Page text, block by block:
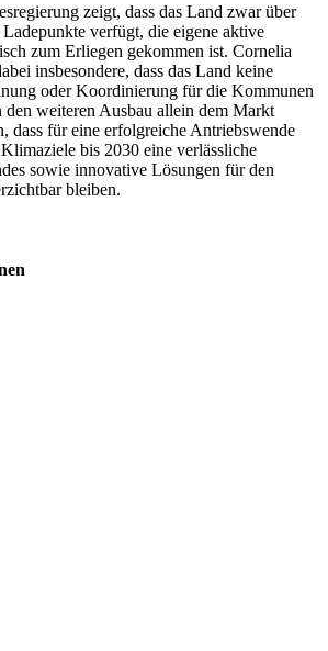
zeigt, dass das Land zwar über
verfügt, die eigene aktive
zum Erliegen gekommen ist. Cornelia
insbesondere, dass das Land keine
oder Koordinierung für die Kommunen
den weiteren Ausbau allein dem Markt
dass für eine erfolgreiche Antriebswende
bis 2030 eine verlässliche
sowie innovative Lösungen für den
bleiben.